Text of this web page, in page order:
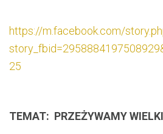
https://m.facebook.com/
25
TEMAT: PRZEŻYWAMY